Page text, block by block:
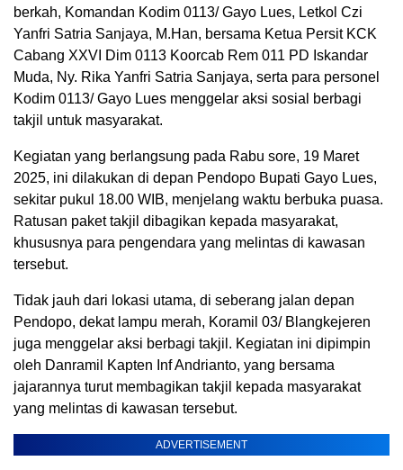
berkah, Komandan Kodim 0113/ Gayo Lues, Letkol Czi
Yanfri Satria Sanjaya, M.Han, bersama Ketua Persit KCK
Cabang XXVI Dim 0113 Koorcab Rem 011 PD Iskandar
Muda, Ny. Rika Yanfri Satria Sanjaya, serta para personel
Kodim 0113/ Gayo Lues menggelar aksi sosial berbagi
takjil untuk masyarakat.
Kegiatan yang berlangsung pada Rabu sore, 19 Maret
2025, ini dilakukan di depan Pendopo Bupati Gayo Lues,
sekitar pukul 18.00 WIB, menjelang waktu berbuka puasa.
Ratusan paket takjil dibagikan kepada masyarakat,
khususnya para pengendara yang melintas di kawasan
tersebut.
Tidak jauh dari lokasi utama, di seberang jalan depan
Pendopo, dekat lampu merah, Koramil 03/ Blangkejeren
juga menggelar aksi berbagi takjil. Kegiatan ini dipimpin
oleh Danramil Kapten Inf Andrianto, yang bersama
jajarannya turut membagikan takjil kepada masyarakat
yang melintas di kawasan tersebut.
ADVERTISEMENT